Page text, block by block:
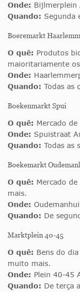
Onde: Bijlmerplein
Quando: Segunda
Boeremarkt
O quê: Produtos
maioritariamente
Onde:
Quando: Todas as
Boekenmarkt Spui
O quê: Mercado
Onde: Spuistraat
Quando: Todas as
Boekemarkt
O quê: Mercado
mais.
Onde:
Quando: De
Marktplein 40-45
O quê: Bens do
muito mais.
Onde: Plein 40-45
Quando: De terça